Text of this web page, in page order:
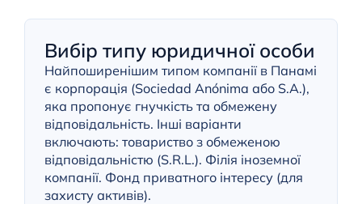
Вибір типу юридичної особи
Найпоширенішим типом компанії в Панамі
є корпорація (Sociedad Anónima або S.A.),
яка пропонує гнучкість та обмежену
відповідальність. Інші варіанти
включають: товариство з обмеженою
відповідальністю (S.R.L.). Філія іноземної
компанії. Фонд приватного інтересу (для
захисту активів).